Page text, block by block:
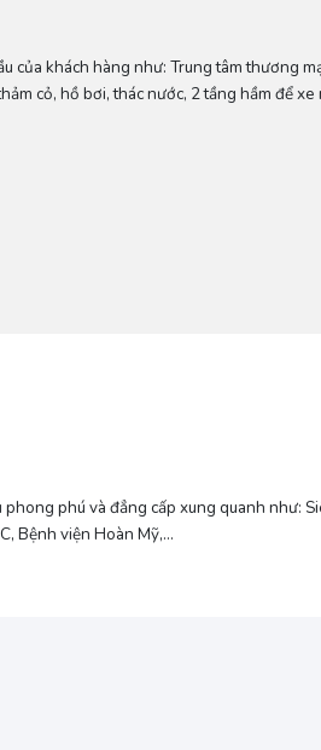
của khách hàng như: Trung tâm thương
cỏ, hồ bơi, thác nước, 2 tầng hầm để
phú và đẳng cấp xung quanh như:
Bệnh viện Hoàn Mỹ,…